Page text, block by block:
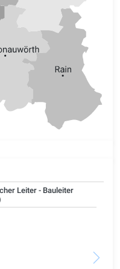
Leiter - Bauleiter